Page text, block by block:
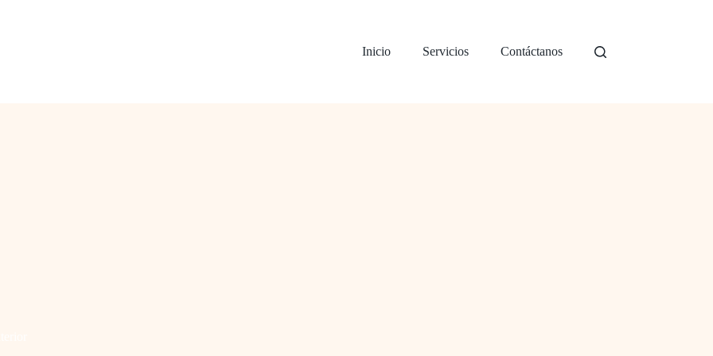
Inicio
Servicios Contáctanos